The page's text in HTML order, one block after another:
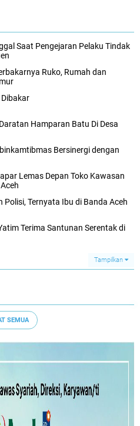
Saat Pengejaran Pelaku Tindak
Ruko, Rumah dan
Hamparan Batu Di Desa
Bersinergi dengan
Lemas Depan Toko Kawasan
Polisi, Ternyata Ibu di Banda Aceh
Terima Santunan Serentak di
Tampilkan
SEMUA